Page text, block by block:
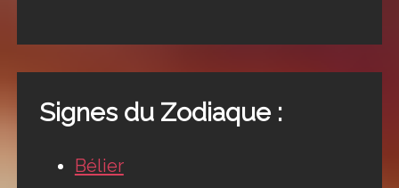
Signes du Zodiaque :
Bélier